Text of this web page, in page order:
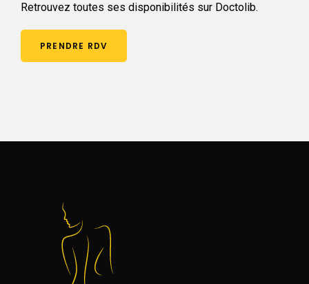
Retrouvez toutes ses disponibilités sur Doctolib.
PRENDRE RDV